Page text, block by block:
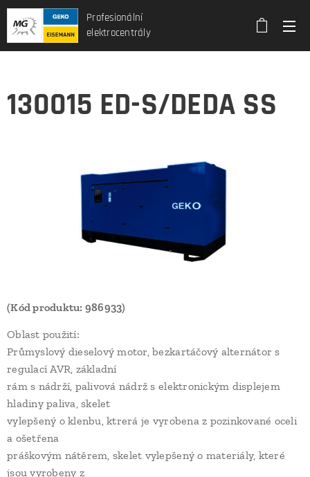
Profesionální
elektrocentrály
130015 ED-S/DEDA SS
(Kód produktu: 986933)
Oblast použití:
Průmyslový dieselový motor, bezkartáčový alternátor s
regulací AVR, základní
rám s nádrží, palivová nádrž s elektronickým displejem
hladiny paliva, skelet
vylepšený o klenbu, ktrerá je vyrobena z pozinkované oceli
a ošetřena
práškovým nátěrem, skelet vylepšený o materiály, které
jsou vyrobeny z